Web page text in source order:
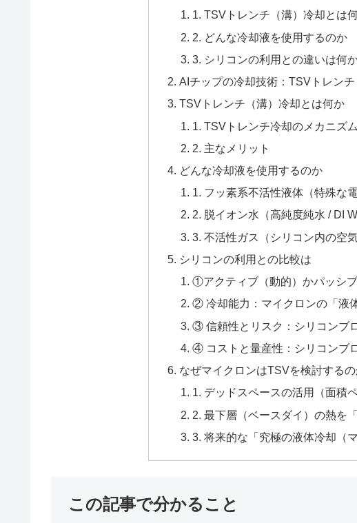
1. TSVトレンチ（溝）冷却とは
2. どんな冷却液を使用するのか
3. シリコンの利用との違いは何
AIチップの冷却技術：TSVトレンチ
TSVトレンチ（溝）冷却とは何か
1. TSVトレンチ冷却のメカニズム
2. 主なメリット
どんな冷却液を使用するのか
1. フッ素系不活性液体（特殊
2. 脱イオン水（高純度純水 / DI
3. 不活性ガス（シリコン内の空
シリコンの利用との比較は
①アクティブ（動的）かパッシ
② 冷却能力：マイクロンの「液
③ 信頼性とリスク：シリコンブ
④ コストと量産性：シリコンブ
なぜマイクロンはTSVを検討する
1. デッドスペースの活用（面積
2. 最下層（ベースダイ）の熱を
3. 将来的な「究極の液体冷却（
この記事で分かること